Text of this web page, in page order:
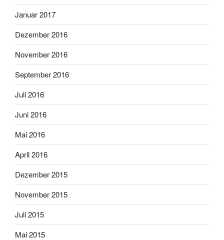
Januar 2017
Dezember 2016
November 2016
September 2016
Juli 2016
Juni 2016
Mai 2016
April 2016
Dezember 2015
November 2015
Juli 2015
Mai 2015